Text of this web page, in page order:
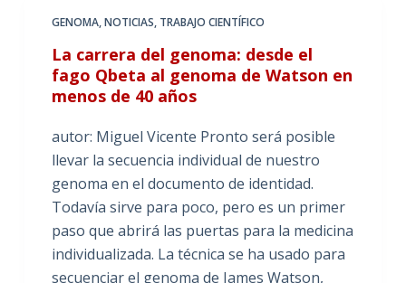
GENOMA,NOTICIAS, TRABAJO CIENTÍFICO
La carrera del genoma: desde el
fago Qbeta al genoma de Watson en
menos de 40 años
autor: Miguel Vicente Pronto será posible
llevar la secuencia individual de nuestro
genoma en el documento de identidad.
Todavía sirve para poco, pero es un primer
paso que abrirá las puertas para la medicina
individualizada. La técnica se ha usado para
secuenciar el genoma de James Watson,